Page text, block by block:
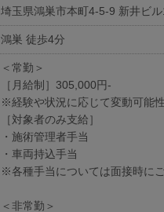
埼玉県鴻巣市本町4-5-9 新井ビ
鴻巣 徒歩4分
＜常勤＞
［月給制］305,000円-
※経験や状況に応じて変動可能
［対象者のみ支給］
・施術管理者手当
・車両持込手当
※各種手当については面接時にご
＜非常勤＞